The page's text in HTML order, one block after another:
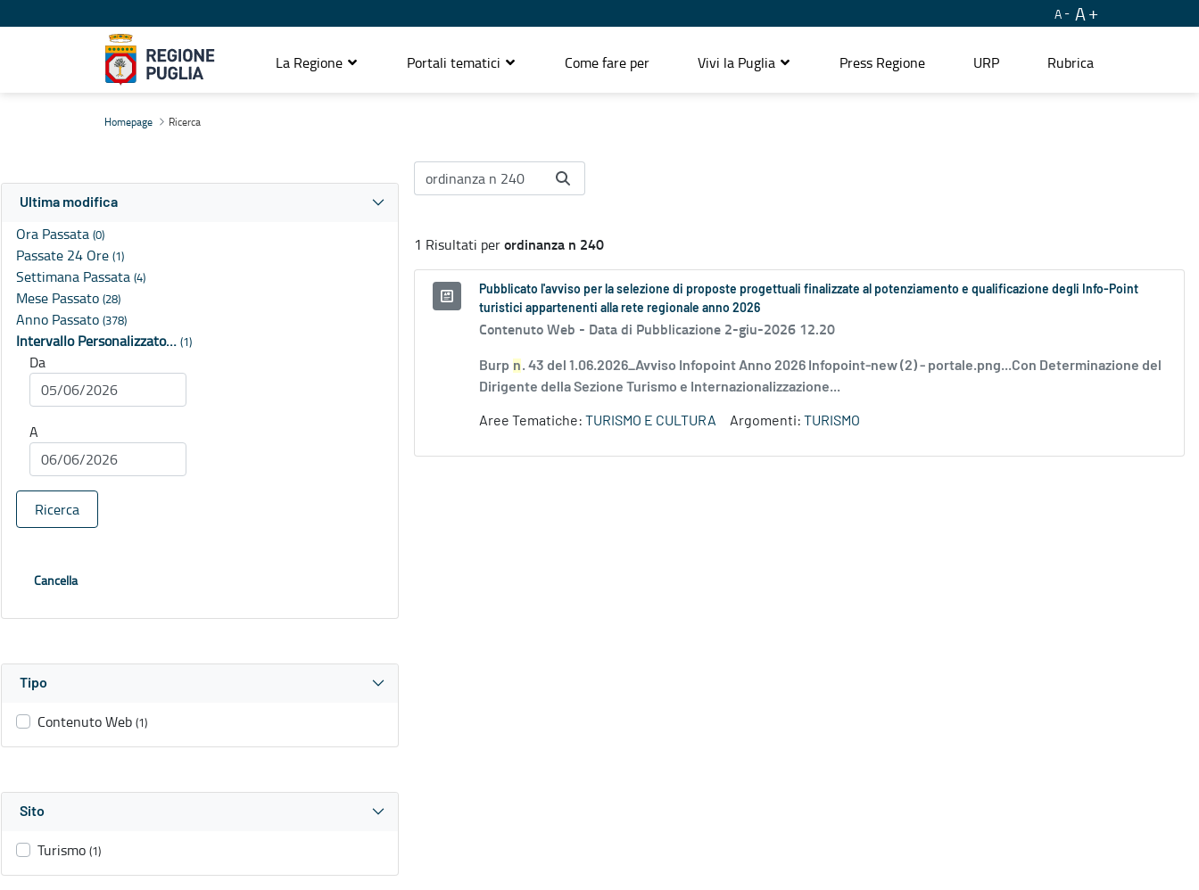
A A
La Regione Portali tematici Come fare per Vivi la Puglia Press Regione URP Rubrica
Homepage Ricerca
Ultima modifica
Ora Passata (0)
Passate 24 Ore (1)
Settimana Passata (4)
Mese Passato (28)
Anno Passato (378)
Intervallo Personalizzato… (1)
Da
A
Ricerca
Cancella
Tipo
Contenuto Web (1)
Sito
Turismo (1)
1 Risultati perordinanza n 240
Pubblicato l'avviso per la selezione di proposte progettuali finalizzate al potenziamento e qualificazione degli Info-Point
turistici appartenenti alla rete regionale anno 2026
Contenuto Web - Data di Pubblicazione 2-giu-2026 12.20
Burp n. 43 del 1.06.2026_Avviso Infopoint Anno 2026 Infopoint-new (2) - portale.png...Con Determinazione del
Dirigente della Sezione Turismo e Internazionalizzazione...
Aree Tematiche: TURISMO E CULTURA Argomenti: TURISMO